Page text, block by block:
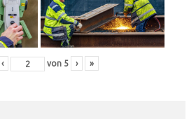
‹ von 5 › »